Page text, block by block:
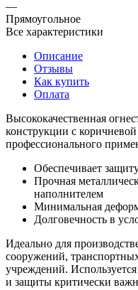
—
Прямоугольное
Все характеристики
Описание
Отзывы
Как купить
Оплата
Высококачественная
конструкции с
профессионального
Обеспечивает
Прочная
наполнителем
Минимальная
Долговечность в
Идеально для
сооружений,
учреждений.
и защиты критически